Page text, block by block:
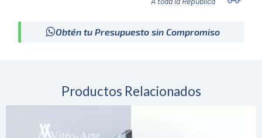
Obtén tu Presupuesto sin Compromiso
Productos Relacionados